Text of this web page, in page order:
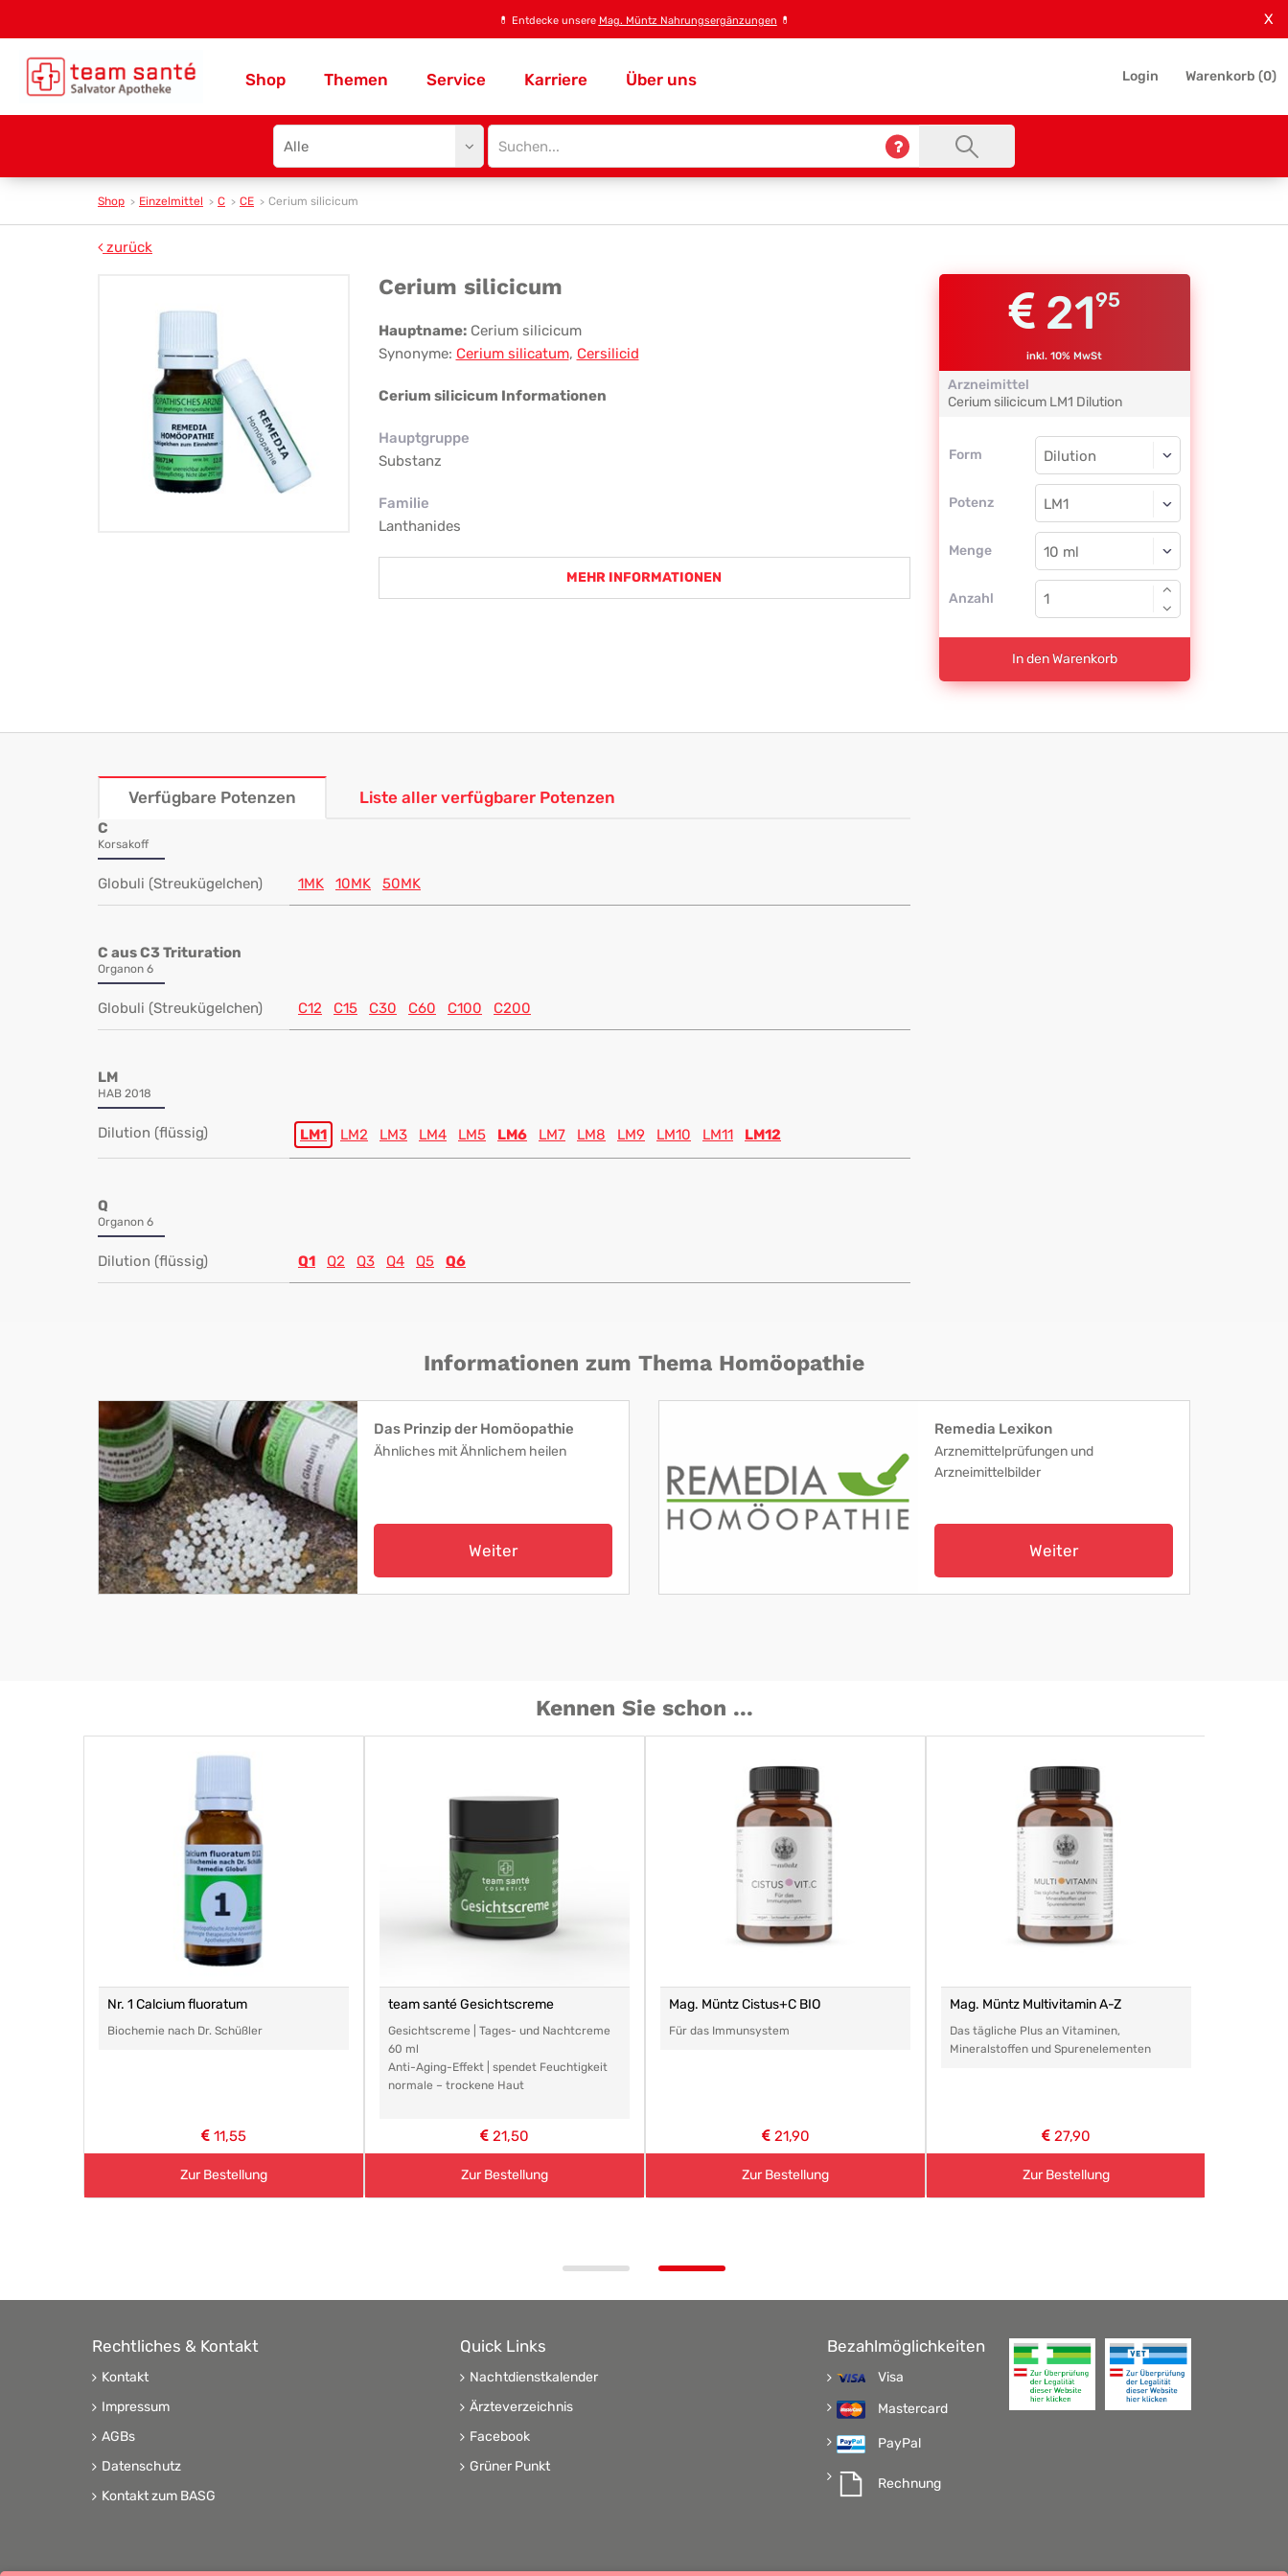
💊 Entdecke unsere Mag. Müntz Nahrungsergänzungen 💊 X
Shop Themen Service Karriere Über uns Login Warenkorb (0)
Search
type
Site
search
Shop Einzelmittel C CE Cerium silicicum
zurück
Cerium
silicicum
Cerium silicicum
Hauptname: Cerium silicicum
Synonyme: Cerium silicatum, Cersilicid
Cerium silicicum Informationen
Hauptgruppe
Substanz
Familie
Lanthanides
MEHR INFORMATIONEN
2195
inkl. 10% MwSt
Arzneimittel
Cerium silicicum LM1 Dilution
Form
Form
Potenz
Dilution
LM1
Menge
Dilution
Anzahl
In den Warenkorb
Verfügbare Potenzen Liste aller verfügbarer Potenzen
C
Korsakoff
Globuli (Streukügelchen) 1MK 10MK 50MK
C aus C3 Trituration
Organon 6
Globuli (Streukügelchen) C12 C15 C30 C60 C100 C200
LM
HAB 2018
Dilution (flüssig) LM1 LM2 LM3 LM4 LM5 LM6 LM7 LM8 LM9 LM10 LM11 LM12
Q
Organon 6
Dilution (flüssig) Q1 Q2 Q3 Q4 Q5 Q6
Informationen zum Thema Homöopathie
Das Prinzip der Homöopathie
Ähnliches mit Ähnlichem heilen
Weiter
Remedia Lexikon
Arznemittelprüfungen und
Arzneimittelbilder
Weiter
Kennen Sie schon ...
Nr. 1 Calcium fluoratum
Biochemie nach Dr. Schüßler
11,55
Zur Bestellung
team santé Gesichtscreme
Gesichtscreme | Tages- und Nachtcreme
60 ml
Anti-Aging-Effekt | spendet Feuchtigkeit
normale – trockene Haut
21,50
Zur Bestellung
Mag. Müntz Cistus+C BIO
Für das Immunsystem
21,90
Zur Bestellung
Mag. Müntz Multivitamin A-Z
Das tägliche Plus an Vitaminen,
Mineralstoffen und Spurenelementen
27,90
Zur Bestellung
Rechtliches & Kontakt
Kontakt
Impressum
AGBs
Datenschutz
Kontakt zum BASG
Quick Links
Nachtdienstkalender
Ärzteverzeichnis
Facebook
Grüner Punkt
Bezahlmöglichkeiten
Visa
Mastercard
PayPal
Rechnung